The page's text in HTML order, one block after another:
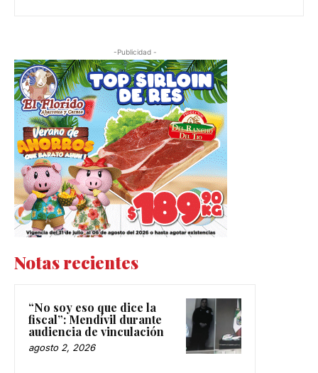
-Publicidad -
Notas recientes
“No soy eso que dice la
fiscal”: Mendívil durante
audiencia de vinculación
agosto 2, 2026